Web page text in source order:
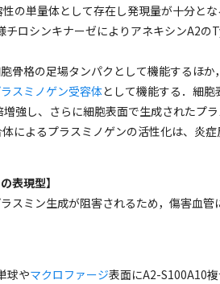
の単量体として存在し発現量が十分と
チロシンキナーゼによりアネキシンA2
骨格の足場タンパクとして機能するほ
スミノゲン受容体として機能する．細
強し、さらに細胞表面で生成されたプ
によるプラスミノゲンの活性化は、炎
表現型】
スミン生成が阻害されるため，傷害血管
球やマクロファージ表面にA2-S100A10